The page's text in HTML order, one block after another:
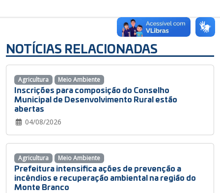
NOTÍCIAS RELACIONADAS
Inscrições para composição do Conselho
Municipal de Desenvolvimento Rural estão
abertas
04/08/2026
Agricultura Meio Ambiente
Prefeitura intensifica ações de prevenção a
incêndios e recuperação ambiental na região do
Monte Branco
Agricultura Meio Ambiente